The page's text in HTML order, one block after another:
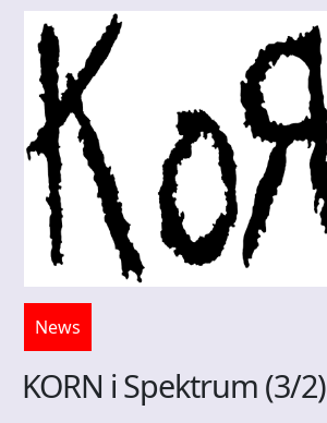
News
KORN i Spektrum (3/2)